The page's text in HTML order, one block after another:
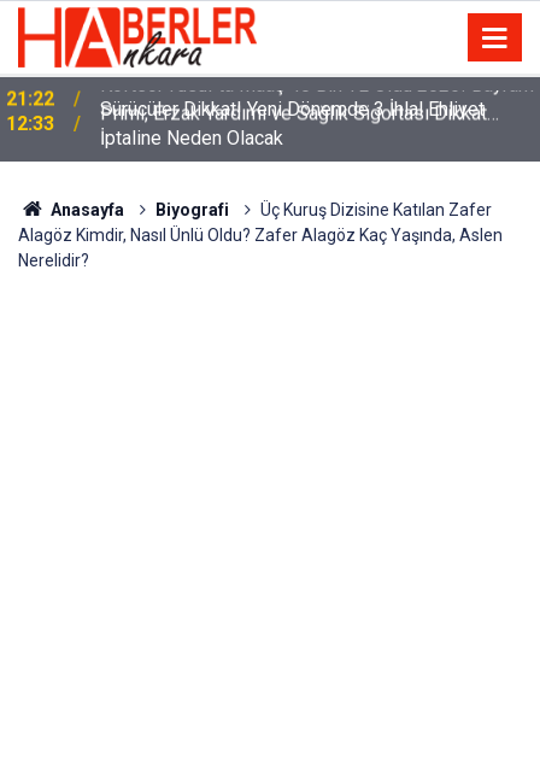
12:33
Sürücüler Dikkat! Yeni Dönemde 3 İhlal Ehliyet
İptaline Neden Olacak
Anasayfa Biyografi
Üç Kuruş Dizisine Katılan Zafer
Alagöz Kimdir, Nasıl Ünlü Oldu? Zafer Alagöz Kaç Yaşında, Aslen
Nerelidir?